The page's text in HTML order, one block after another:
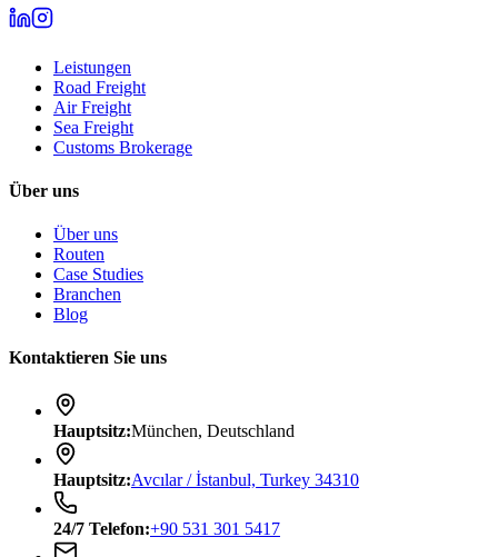
Leistungen
Road Freight
Air Freight
Sea Freight
Customs Brokerage
Über uns
Über uns
Routen
Case Studies
Branchen
Blog
Kontaktieren Sie uns
Hauptsitz:München, Deutschland
Hauptsitz:Avcılar / İstanbul, Turkey 34310
24/7 Telefon:+90 531 301 5417